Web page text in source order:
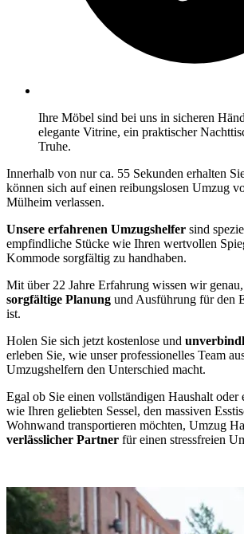
Ihre Möbel sind bei uns in sicheren
elegante Vitrine, ein praktischer
Truhe.
Innerhalb von nur ca. 55 Sekunden erhalten
können sich auf einen reibungslosen Umzug
Mülheim verlassen.
Unsere erfahrenen Umzugshelfer sind
empfindliche Stücke wie Ihren wertvollen
Kommode sorgfältig zu handhaben.
Mit über 22 Jahre Erfahrung wissen wir
sorgfältige Planung und Ausführung für den
ist.
Holen Sie sich jetzt kostenlose und
erleben Sie, wie unser professionelles Team
Umzugshelfern den Unterschied macht.
Egal ob Sie einen vollständigen Haushalt oder
wie Ihren geliebten Sessel, den massiven
Wohnwand transportieren möchten, Umzug
verlässlicher Partner für einen stressfreien